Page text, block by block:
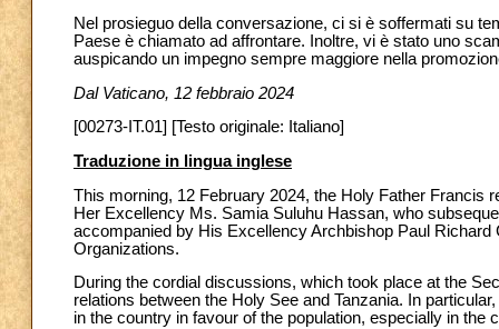
Nel prosieguo della conversazione, ci si è soffermati su
Paese è chiamato ad affrontare. Inoltre, vi è stato uno
auspicando un impegno sempre maggiore nella
Dal Vaticano, 12 febbraio 2024
[00273-IT.01] [Testo originale: Italiano]
Traduzione in lingua inglese
This morning, 12 February 2024, the Holy Father Francis
Her Excellency Ms. Samia Suluhu Hassan, who
accompanied by His Excellency Archbishop Paul
Organizations.
During the cordial discussions, which took place at the
relations between the Holy See and Tanzania. In
in the country in favour of the population, especially in the